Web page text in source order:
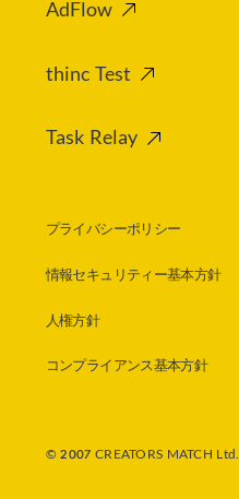
AdFlow
thinc Test
Task Relay
プライバシーポリシー
情報セキュリティー基本方針
人権方針
コンプライアンス基本方針
© 2007 CREATORS MATCH Ltd.